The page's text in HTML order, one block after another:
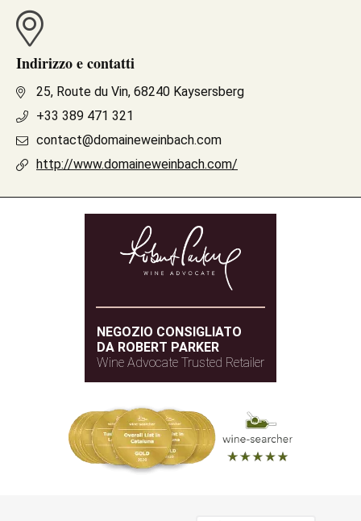
Indirizzo e contatti
25, Route du Vin, 68240 Kaysersberg
+33 389 471 321
contact@domaineweinbach.com
http://www.domaineweinbach.com/
NEGOZIO CONSIGLIATO
DA ROBERT PARKER
Wine Advocate Trusted Retailer